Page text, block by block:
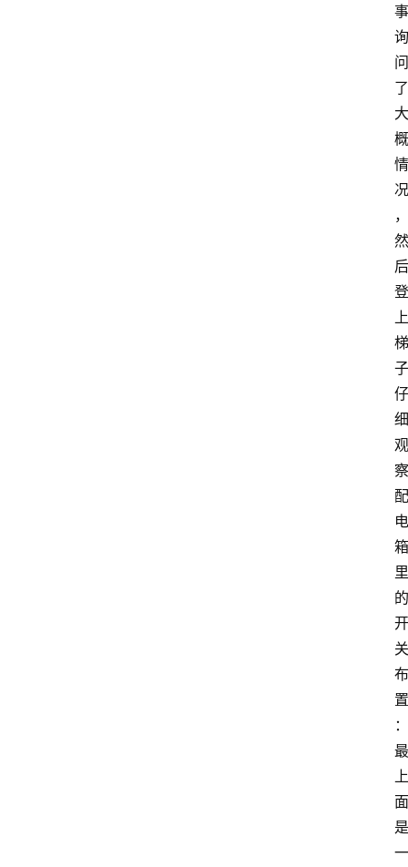
事
询
问
了
大
概
情
况
，
然
后
登
上
梯
子
仔
细
观
察
配
电
箱
里
的
开
关
布
置
：
最
上
面
是
一